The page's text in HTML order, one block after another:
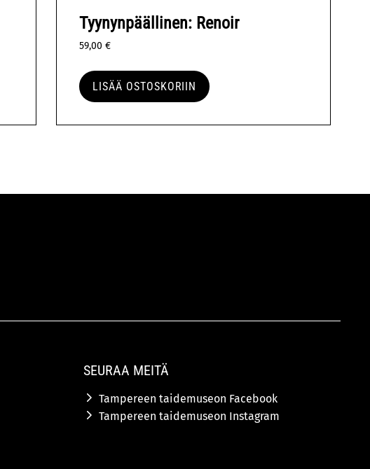
Tyynynpäällinen: Renoir
59,00€
LISÄÄ OSTOSKORIIN
SEURAA MEITÄ
Tampereen taidemuseon Facebook
Tampereen taidemuseon Instagram